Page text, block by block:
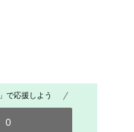
で応援しよう
0